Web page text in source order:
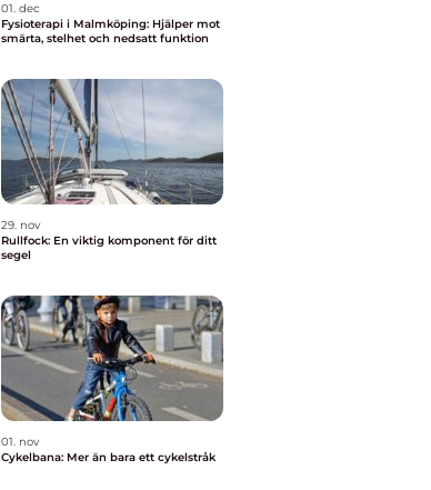
01. dec
Fysioterapi i Malmköping: Hjälper mot
smärta, stelhet och nedsatt funktion
29. nov
Rullfock: En viktig komponent för ditt
segel
01. nov
Cykelbana: Mer än bara ett cykelstråk